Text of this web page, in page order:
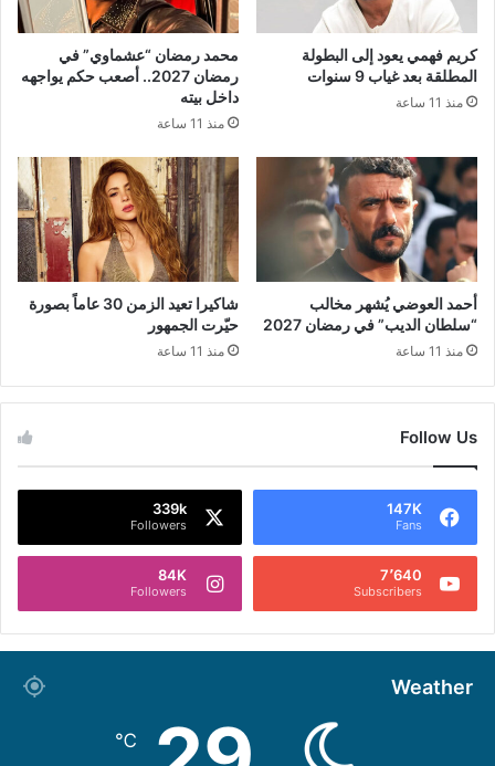
كريم فهمي يعود إلى البطولة
المطلقة بعد غياب 9 سنوات
منذ 11 ساعة
محمد رمضان “عشماوي” في
رمضان 2027.. أصعب حكم يواجهه
داخل بيته
منذ 11 ساعة
أحمد العوضي يُشهر مخالب
“سلطان الديب” في رمضان 2027
منذ 11 ساعة
شاكيرا تعيد الزمن 30 عاماً بصورة
حيّرت الجمهور
منذ 11 ساعة
Follow Us
147K
Fans
339k
Followers
7٬640
Subscribers
84K
Followers
Weather
℃